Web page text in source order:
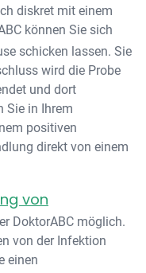
diskret mit einem
können Sie sich
schicken lassen. Sie
wird die Probe
und dort
Sie in Ihrem
positiven
direkt von einem
von
DoktorABC möglich.
von der Infektion
einen